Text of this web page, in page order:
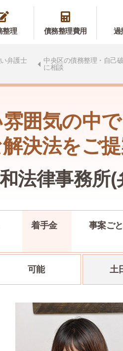
整理 債務整理費用 過
弁護士
中央区の債務整理・自己
に相談
囲気の中
決法をご
法律事務所
着手金 事案ごと
可能 土